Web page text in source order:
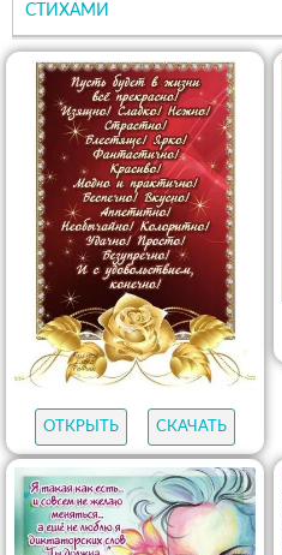
СТИХАМИ
ОТКРЫТЬ СКАЧАТЬ